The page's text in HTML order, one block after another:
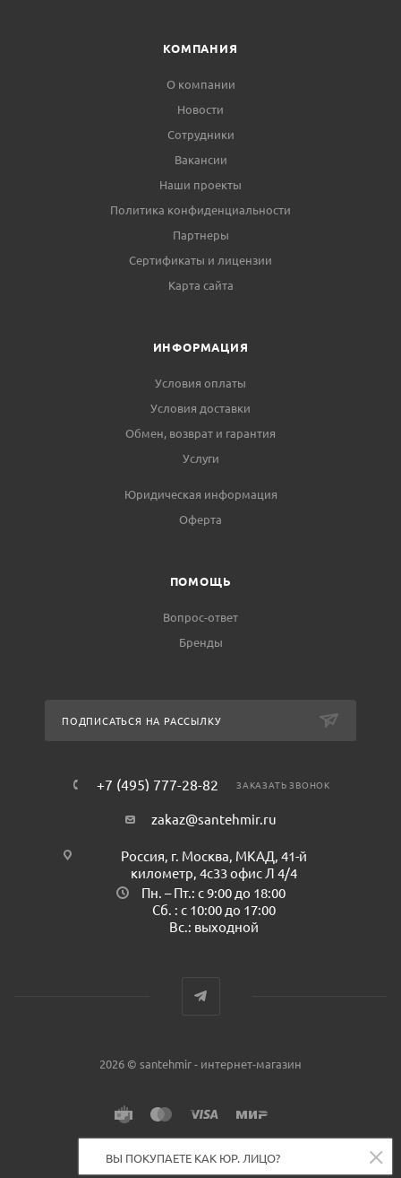
КОМПАНИЯ
О компании
Новости
Сотрудники
Вакансии
Наши проекты
Политика конфиденциальности
Партнеры
Сертификаты и лицензии
Карта сайта
ИНФОРМАЦИЯ
Условия оплаты
Условия доставки
Обмен, возврат и гарантия
Услуги
Юридическая информация
Оферта
ПОМОЩЬ
Вопрос-ответ
Бренды
ПОДПИСАТЬСЯ НА РАССЫЛКУ
+7 (495) 777-28-82 ЗАКАЗАТЬ ЗВОНОК
zakaz@santehmir.ru
Россия, г. Москва, МКАД, 41-й
километр, 4с33 офис Л 4/4
Пн. – Пт.: с 9:00 до 18:00
Сб. : с 10:00 до 17:00
Вс.: выходной
2026 © santehmir - интернет-магазин